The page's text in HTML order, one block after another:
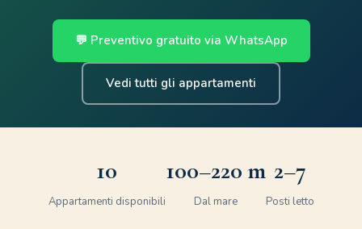
💬 Preventivo gratuito via WhatsApp
Vedi tutti gli appartamenti
10
Appartamenti disponibili
100–220 m
Dal mare
2–7
Posti letto